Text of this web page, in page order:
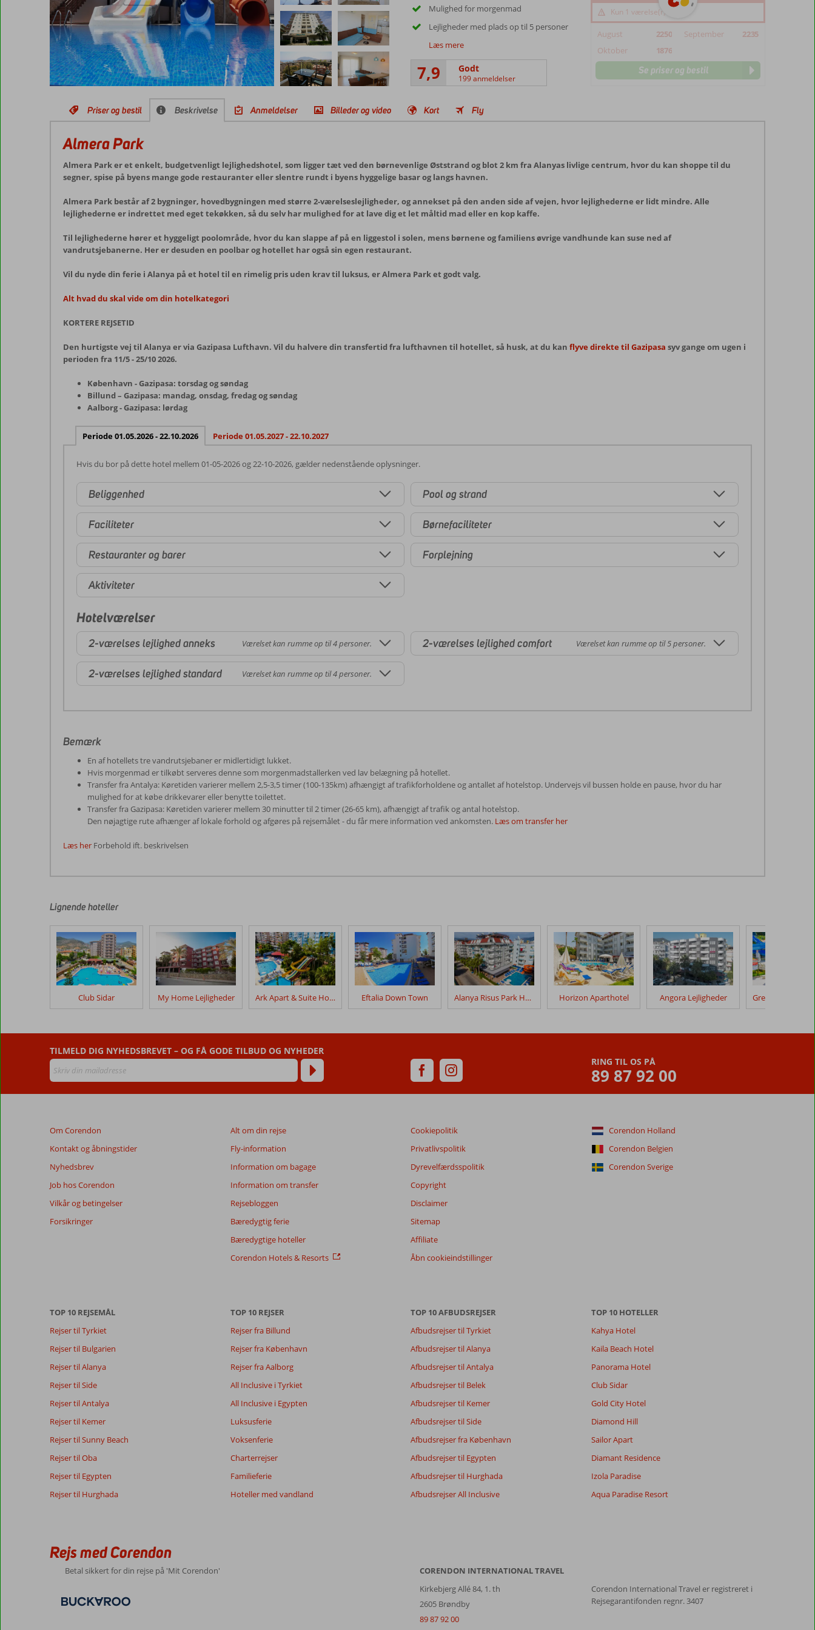
Mulighed for morgenmad
Lejligheder med plads op til 5 personer
Læs mere
7,9 Godt
199 anmeldelser
Kun 1 værelse(r) tilbage
August 2250 September
2235
Oktober
1876
Se priser og bestil
Priser og bestil Beskrivelse Anmeldelser Billeder og video Kort Fly
Almera Park
Almera Park er et enkelt, budgetvenligt lejlighedshotel, som ligger tæt ved den børnevenlige Øststrand og blot 2 km fra Alanyas livlige centrum, hvor du kan shoppe til du
segner, spise på byens mange gode restauranter eller slentre rundt i byens hyggelige basar og langs havnen.
Almera Park består af 2 bygninger, hovedbygningen med større 2-værelseslejligheder, og annekset på den anden side af vejen, hvor lejlighederne er lidt mindre. Alle
lejlighederne er indrettet med eget tekøkken, så du selv har mulighed for at lave dig et let måltid mad eller en kop kaffe.
Til lejlighederne hører et hyggeligt poolområde, hvor du kan slappe af på en liggestol i solen, mens børnene og familiens øvrige vandhunde kan suse ned af
vandrutsjebanerne. Her er desuden en poolbar og hotellet har også sin egen restaurant.
Vil du nyde din ferie i Alanya på et hotel til en rimelig pris uden krav til luksus, er Almera Park et godt valg.
Alt hvad du skal vide om din hotelkategori
KORTERE REJSETID
Den hurtigste vej til Alanya er via Gazipasa Lufthavn. Vil du halvere din transfertid fra lufthavnen til hotellet, så husk, at du kan flyve direkte til Gazipasa syv gange om ugen i
perioden fra 11/5 - 25/10 2026.
København - Gazipasa: torsdag og søndag
Billund – Gazipasa: mandag, onsdag, fredag og søndag
Aalborg - Gazipasa: lørdag
Periode 01.05.2026 - 22.10.2026 Periode 01.05.2027 - 22.10.2027
Hvis du bor på dette hotel mellem 01-05-2026 og 22-10-2026, gælder nedenstående oplysninger.
Beliggenhed
Faciliteter
Restauranter og barer
Aktiviteter
Pool og strand
Børnefaciliteter
Forplejning
Hotelværelser
2-værelses lejlighed anneks Værelset kan rumme op til 4 personer.
2-værelses lejlighed standard Værelset kan rumme op til 4 personer.
2-værelses lejlighed comfort Værelset kan rumme op til 5 personer.
Bemærk
En af hotellets tre vandrutsjebaner er midlertidigt lukket.
Hvis morgenmad er tilkøbt serveres denne som morgenmadstallerken ved lav belægning på hotellet.
Transfer fra Antalya: Køretiden varierer mellem 2,5-3,5 timer (100-135km) afhængigt af trafikforholdene og antallet af hotelstop. Undervejs vil bussen holde en pause, hvor du har
mulighed for at købe drikkevarer eller benytte toilettet.
Transfer fra Gazipasa: Køretiden varierer mellem 30 minutter til 2 timer (26-65 km), afhængigt af trafik og antal hotelstop.
Den nøjagtige rute afhænger af lokale forhold og afgøres på rejsemålet - du får mere information ved ankomsten. Læs om transfer her
Læs her Forbehold ift. beskrivelsen
af
kunder
efter
deres
ophold
på
Park
Anmeldelser,
der
er
ældre
end
48
ikke
længere
for
at
sikre
relevansen
af
viste
Totalscore
199
anmeldelser
7,9 Maden
7,2
Værelserne
7,7
Wifi-kvalitet 6,6
gæsters
anmeldelser
Filtrer rejseselskab
Sorter
dato (ny > gammel)
1,0
,
23 juli 2026
var
er
et
dejligt
og
god
Beliggenhed
Værelserne 2
Wifi-kvalitet
1
Lignende hoteller
Club Sidar My Home Lejligheder Ark Apart & Suite Hotel Eftalia Down Town Alanya Risus Park Hotel Horizon Aparthotel Angora Lejligheder
RING TIL OS PÅ
89 87 92 00
TILMELD DIG NYHEDSBREVET – OG FÅ GODE TILBUD OG NYHEDER
Om Corendon
Kontakt og åbningstider
Nyhedsbrev
Job hos Corendon
Vilkår og betingelser
Forsikringer
Alt om din rejse
Fly-information
Information om bagage
Information om transfer
Rejsebloggen
Bæredygtig ferie
Bæredygtige hoteller
Corendon Hotels & Resorts
Cookiepolitik
Privatlivspolitik
Dyrevelfærdsspolitik
Copyright
Disclaimer
Sitemap
Affiliate
Åbn cookieindstillinger
Corendon Holland
Corendon Belgien
Corendon Sverige
TOP 10 REJSEMÅL
Rejser til Tyrkiet
Rejser til Bulgarien
Rejser til Alanya
Rejser til Side
Rejser til Antalya
Rejser til Kemer
Rejser til Sunny Beach
Rejser til Oba
Rejser til Egypten
Rejser til Hurghada
TOP 10 REJSER
Rejser fra Billund
Rejser fra København
Rejser fra Aalborg
All Inclusive i Tyrkiet
All Inclusive i Egypten
Luksusferie
Voksenferie
Charterrejser
Familieferie
Hoteller med vandland
TOP 10 AFBUDSREJSER
Afbudsrejser til Tyrkiet
Afbudsrejser til Alanya
Afbudsrejser til Antalya
Afbudsrejser til Belek
Afbudsrejser til Kemer
Afbudsrejser til Side
Afbudsrejser fra København
Afbudsrejser til Egypten
Afbudsrejser til Hurghada
Afbudsrejser All Inclusive
TOP 10 HOTELLER
Kahya Hotel
Kaila Beach Hotel
Panorama Hotel
Club Sidar
Gold City Hotel
Diamond Hill
Sailor Apart
Diamant Residence
Izola Paradise
Aqua Paradise Resort
Rejs med Corendon
Betal sikkert for din rejse på 'Mit Corendon'
CORENDON INTERNATIONAL TRAVEL
Kirkebjerg Allé 84, 1. th
2605 Brøndby
89 87 92 00
Corendon International Travel er registreret i
Rejsegarantifonden regnr. 3407